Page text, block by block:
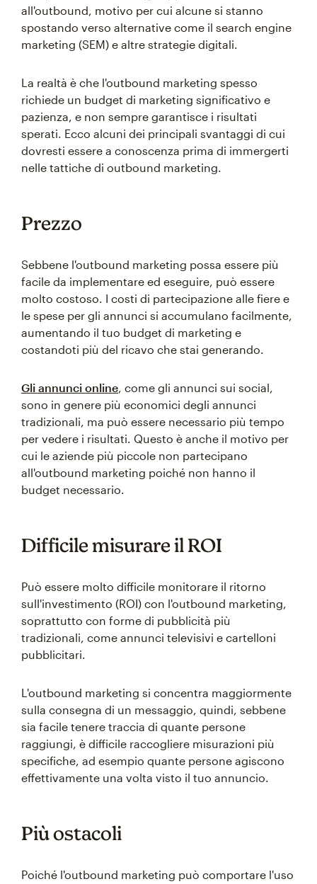
all'outbound, motivo per cui alcune si stanno
spostando verso alternative come il search engine
marketing (SEM) e altre strategie digitali.
La realtà è che l'outbound marketing spesso
richiede un budget di marketing significativo e
pazienza, e non sempre garantisce i risultati
sperati. Ecco alcuni dei principali svantaggi di cui
dovresti essere a conoscenza prima di immergerti
nelle tattiche di outbound marketing.
Prezzo
Sebbene l'outbound marketing possa essere più
facile da implementare ed eseguire, può essere
molto costoso. I costi di partecipazione alle fiere e
le spese per gli annunci si accumulano facilmente,
aumentando il tuo budget di marketing e
costandoti più del ricavo che stai generando.
Gli annunci online, come gli annunci sui social,
sono in genere più economici degli annunci
tradizionali, ma può essere necessario più tempo
per vedere i risultati. Questo è anche il motivo per
cui le aziende più piccole non partecipano
all'outbound marketing poiché non hanno il
budget necessario.
Difficile misurare il ROI
Può essere molto difficile monitorare il ritorno
sull'investimento (ROI) con l'outbound marketing,
soprattutto con forme di pubblicità più
tradizionali, come annunci televisivi e cartelloni
pubblicitari.
L'outbound marketing si concentra maggiormente
sulla consegna di un messaggio, quindi, sebbene
sia facile tenere traccia di quante persone
raggiungi, è difficile raccogliere misurazioni più
specifiche, ad esempio quante persone agiscono
effettivamente una volta visto il tuo annuncio.
Più ostacoli
Poiché l'outbound marketing può comportare l'uso